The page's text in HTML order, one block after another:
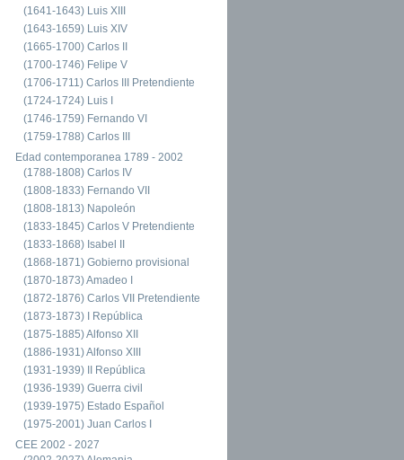
(1641-1643) Luis XIII
(1643-1659) Luis XIV
(1665-1700) Carlos II
(1700-1746) Felipe V
(1706-1711) Carlos III Pretendiente
(1724-1724) Luis I
(1746-1759) Fernando VI
(1759-1788) Carlos III
Edad contemporanea 1789 - 2002
(1788-1808) Carlos IV
(1808-1833) Fernando VII
(1808-1813) Napoleón
(1833-1845) Carlos V Pretendiente
(1833-1868) Isabel II
(1868-1871) Gobierno provisional
(1870-1873) Amadeo I
(1872-1876) Carlos VII Pretendiente
(1873-1873) I República
(1875-1885) Alfonso XII
(1886-1931) Alfonso XIII
(1931-1939) II República
(1936-1939) Guerra civil
(1939-1975) Estado Español
(1975-2001) Juan Carlos I
CEE 2002 - 2027